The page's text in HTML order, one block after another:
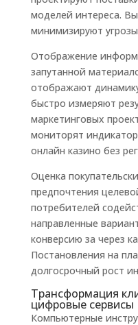
моделей интереса.
минимизируют
Отображение
запутанной
отображают
быстро измеряют
маркетинговых
мониторят
онлайн казино без
Оценка
предпочтения
потребителей
направленные
конверсию за через
Постановления на
долгосрочный рост
Трансформация
цифровые сервисы
Компьютерные